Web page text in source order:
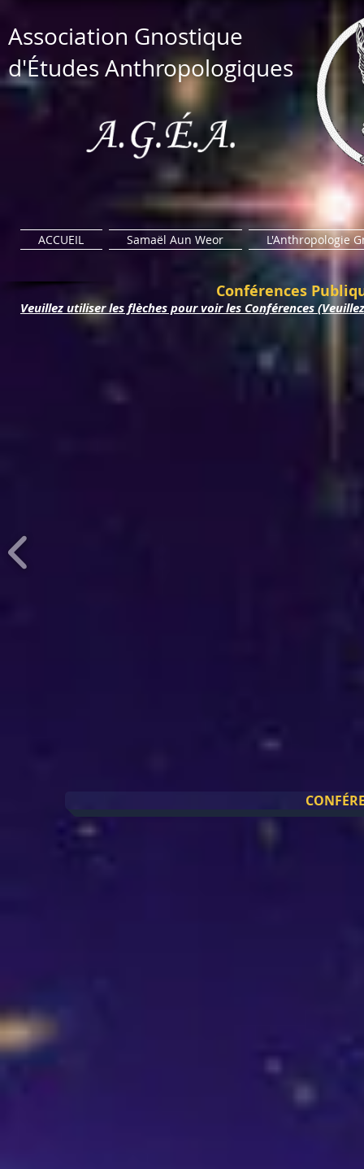
​Association Gnostique​
d'Études Anthropologiques
ACCUEIL Samaël Aun Weor L'Anthropologie
Conférences
Veuillez utiliser les flèches pour voir les Conférences